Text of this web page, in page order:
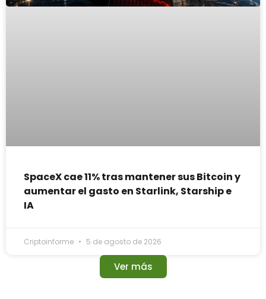
SpaceX cae 11% tras mantener sus Bitcoin y
aumentar el gasto en Starlink, Starship e
IA
Criptoinforme 5 de agosto de 2026
Ver más